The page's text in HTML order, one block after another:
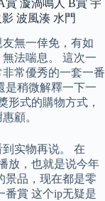
賞 漩渦鳴人 B賞 宇
波風湊 水門
無一倖免，有如
法喘息。 這次一
常優秀的一套一番
是稍微解釋一下一
形式的購物方式，
顧。
实物再说。 在
放，也就是说今年
景品，现在都是零
番賞 这个ip无疑是